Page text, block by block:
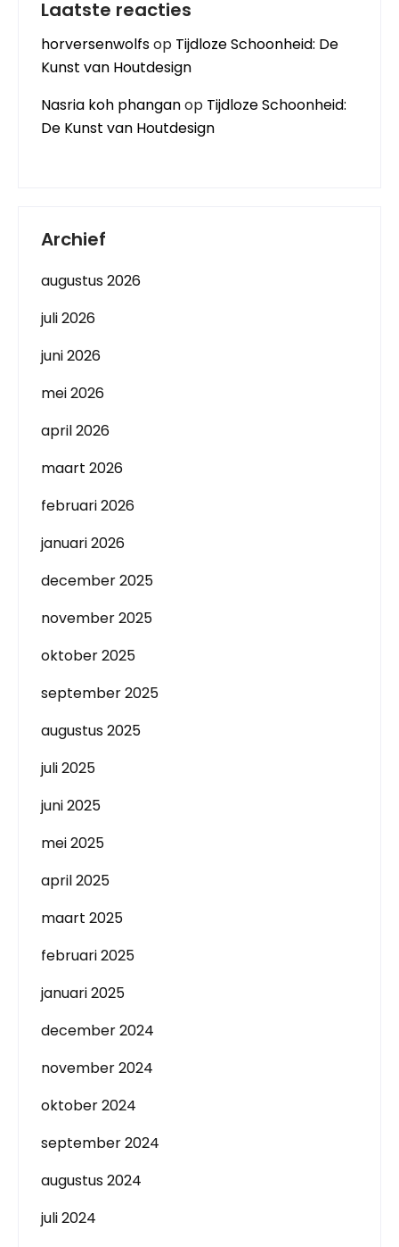
Laatste reacties
horversenwolfsop Tijdloze Schoonheid: De
Kunst van Houtdesign
Nasria koh phanganop Tijdloze Schoonheid:
De Kunst van Houtdesign
Archief
augustus 2026
juli 2026
juni 2026
mei 2026
april 2026
maart 2026
februari 2026
januari 2026
december 2025
november 2025
oktober 2025
september 2025
augustus 2025
juli 2025
juni 2025
mei 2025
april 2025
maart 2025
februari 2025
januari 2025
december 2024
november 2024
oktober 2024
september 2024
augustus 2024
juli 2024